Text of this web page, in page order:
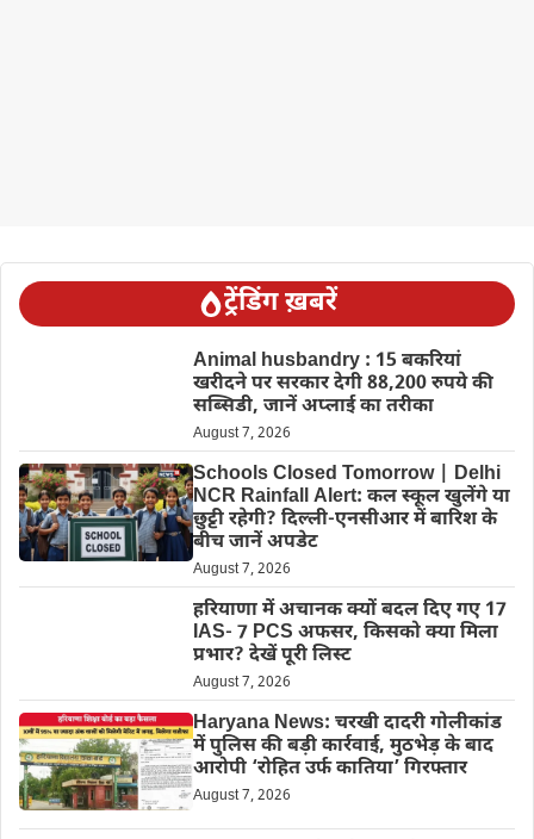
ट्रेंडिंग ख़बरें
Animal husbandry : 15 बकरियां
खरीदने पर सरकार देगी 88,200 रुपये की
सब्सिडी, जानें अप्लाई का तरीका
August 7, 2026
Schools Closed Tomorrow | Delhi
NCR Rainfall Alert: कल स्कूल खुलेंगे या
छुट्टी रहेगी? दिल्ली-एनसीआर में बारिश के
बीच जानें अपडेट
August 7, 2026
हरियाणा में अचानक क्यों बदल दिए गए 17
IAS- 7 PCS अफसर, किसको क्या मिला
प्रभार? देखें पूरी लिस्ट
August 7, 2026
Haryana News: चरखी दादरी गोलीकांड
में पुलिस की बड़ी कार्रवाई, मुठभेड़ के बाद
आरोपी ‘रोहित उर्फ कातिया’ गिरफ्तार
August 7, 2026